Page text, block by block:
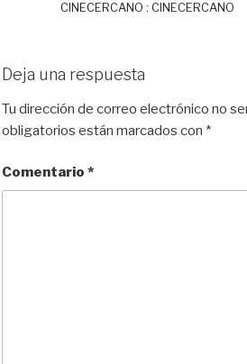
CINECERCANO : CINECERCANO
Deja una respuesta
Tu dirección de correo electrónico no
obligatorios están marcados con *
Comentario *